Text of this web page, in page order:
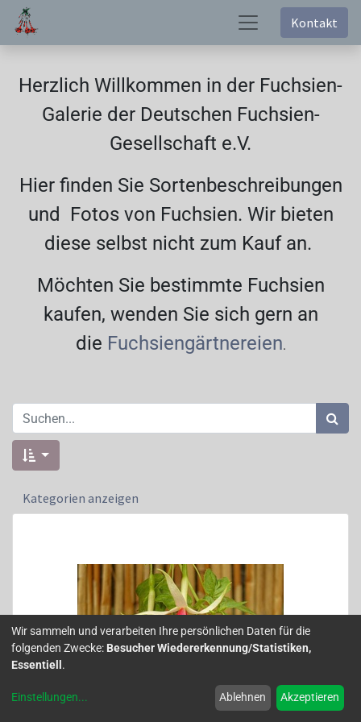
Kontakt
Herzlich Willkommen in der Fuchsien-
Galerie der Deutschen Fuchsien-
Gesellschaft e.V.
Hier finden Sie Sortenbeschreibungen
und Fotos von Fuchsien. Wir bieten
diese selbst nicht zum Kauf an.
Möchten Sie bestimmte Fuchsien
kaufen, wenden Sie sich gern an
die Fuchsiengärtnereien.
Kategorien anzeigen
Wir sammeln und verarbeiten Ihre persönlichen Daten für die
folgenden Zwecke: Besucher Wiedererkennung/Statistiken,
Essentiell .
Einstellungen... Ablehnen Akzeptieren